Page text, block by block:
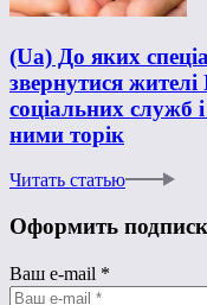
(Ua) До яких
звернутися
соціальних служб
ними торік
Читать статью
Оформить
Ваш e-mail *